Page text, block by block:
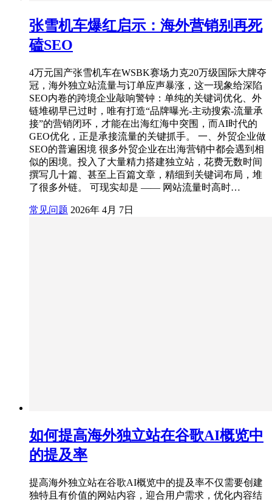
张雪机车爆红启示：海外营销别再死
磕SEO
4万元国产张雪机车在WSBK赛场力克20万级国际大牌夺
冠，海外独立站流量与订单应声暴涨，这一现象给深陷
SEO内卷的跨境企业敲响警钟：单纯的关键词优化、外
链堆砌早已过时，唯有打造“品牌曝光-主动搜索-流量承
接”的营销闭环，才能在出海红海中突围，而AI时代的
GEO优化，正是承接流量的关键抓手。 一、外贸企业做
SEO的普遍困境 很多外贸企业在出海营销中都会遇到相
似的困境。投入了大量精力搭建独立站，花费无数时间
撰写几十篇、甚至上百篇文章，精细到关键词布局，堆
了很多外链。 可现实却是 —— 网站流量时高时…
常见问题 2026年 4月 7日
如何提高海外独立站在谷歌AI概览中
的提及率
提高海外独立站在谷歌AI概览中的提及率不仅需要创建
独特且有价值的网站内容，迎合用户需求，优化内容结